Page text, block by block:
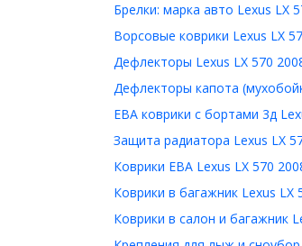
Брелки: марка авто Lexus LX
Ворсовые коврики Lexus LX
Дефлекторы Lexus LX 570
Дефлекторы капота
ЕВА коврики с бортами 3д
Защита радиатора Lexus LX
Коврики ЕВА Lexus LX 570
Коврики в багажник Lexus LX
Коврики в салон и багажник